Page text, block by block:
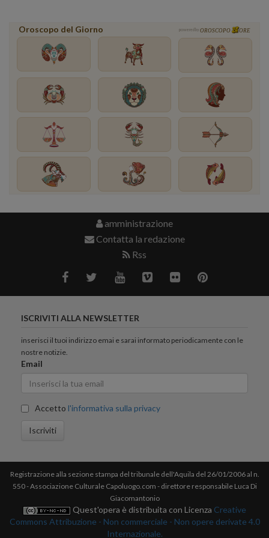
Oroscopo del Giorno powered by OROSCOPO ORE
amministrazione
Contatta la redazione
Rss
ISCRIVITI ALLA NEWSLETTER
inserisci il tuoi indirizzo emai e sarai informato periodicamente con le
nostre notizie.
Email
Accetto l'informativa sulla privacy
Iscriviti
Registrazione alla sezione stampa del tribunale dell'Aquila del 26/01/2006 al n.
550 - Associazione Culturale Capoluogo.com - direttore responsabile Luca Di
Giacomantonio
Quest'opera è distribuita con Licenza Creative
Commons Attribuzione - Non commerciale - Non opere derivate 4.0
Internazionale.